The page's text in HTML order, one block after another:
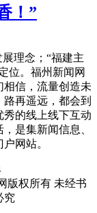
！”
理念；“福建主
位。福州新闻网
信，流量创造未
再遥远，都会到
的线上线下互动
是集新闻信息、
网站。
版权所有 未经书
究